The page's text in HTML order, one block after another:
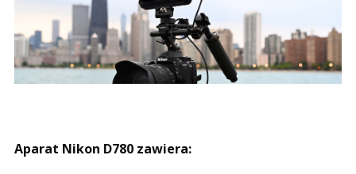
Aparat Nikon D780 zawiera: